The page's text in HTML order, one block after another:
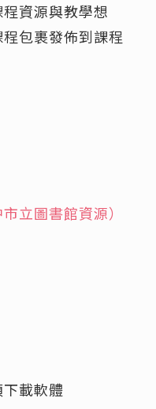
資源與教學想
包裹發佈到課程
立圖書館資源）
載軟體